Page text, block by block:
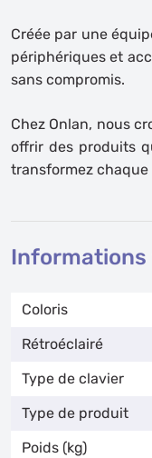
Créée par une
périphériques et
sans compromis.
Chez Onlan, nous
offrir des produits
transformez
Coloris
Rétroéclairé
Type de clavier
Type de produit
Poids (kg)